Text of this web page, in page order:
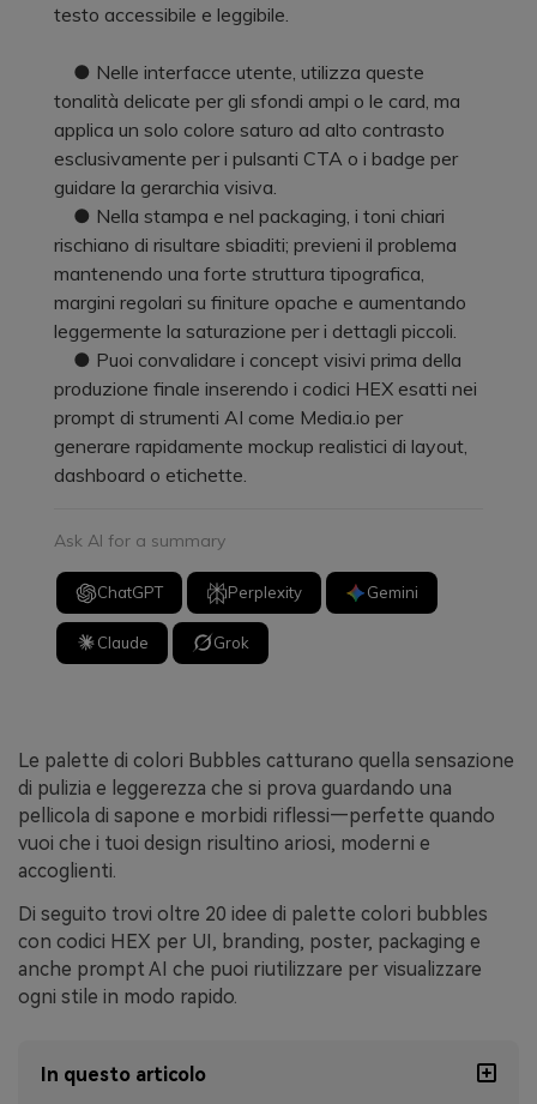
testo accessibile e leggibile.
● Nelle interfacce utente, utilizza queste
tonalità delicate per gli sfondi ampi o le card, ma
applica un solo colore saturo ad alto contrasto
esclusivamente per i pulsanti CTA o i badge per
guidare la gerarchia visiva.
● Nella stampa e nel packaging, i toni chiari
rischiano di risultare sbiaditi; previeni il problema
mantenendo una forte struttura tipografica,
margini regolari su finiture opache e aumentando
leggermente la saturazione per i dettagli piccoli.
● Puoi convalidare i concept visivi prima della
produzione finale inserendo i codici HEX esatti nei
prompt di strumenti AI come Media.io per
generare rapidamente mockup realistici di layout,
dashboard o etichette.
Ask AI for a summary
ChatGPT Perplexity Gemini
Claude Grok
Le palette di colori Bubbles catturano quella sensazione
di pulizia e leggerezza che si prova guardando una
pellicola di sapone e morbidi riflessi—perfette quando
vuoi che i tuoi design risultino ariosi, moderni e
accoglienti.
Di seguito trovi oltre 20 idee di palette colori bubbles
con codici HEX per UI, branding, poster, packaging e
anche prompt AI che puoi riutilizzare per visualizzare
ogni stile in modo rapido.
In questo articolo